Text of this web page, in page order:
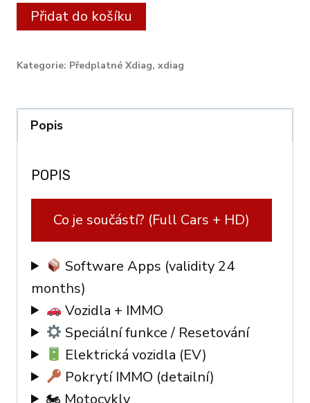
XDIAG:
24
month
CARS
/
TRUCKS
IMMO
quantity
Přidat do košíku
Kategorie: Předplatné Xdiag, xdiag
Popis
POPIS
Co je součástí? (Full Cars + HD)
Software Apps (validity 24
months)
Vozidla + IMMO
Speciální funkce / Resetování
Elektrická vozidla (EV)
Pokrytí IMMO (detailní)
🏍 Motocykly